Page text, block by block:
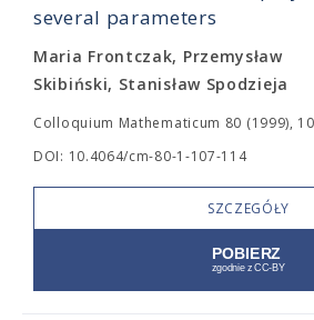
several parameters
Maria Frontczak, Przemysław
Skibiński, Stanisław Spodzieja
Colloquium Mathematicum 80 (1999),
DOI: 10.4064/cm-80-1-107-114
SZCZEGÓŁY